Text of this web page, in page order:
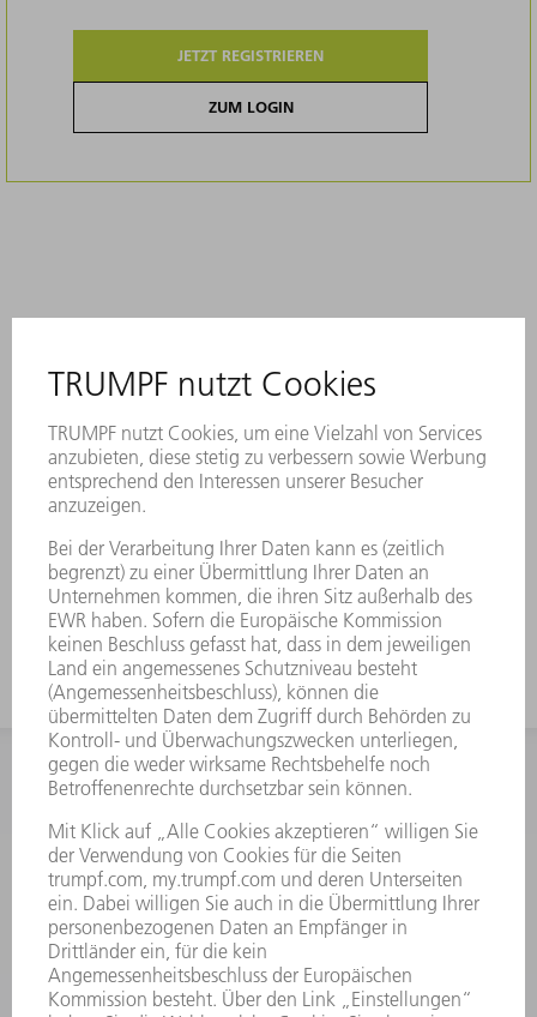
JETZT REGISTRIEREN
ZUM LOGIN
INFORMATION
Häufig gestellte Fragen
Allgemeine Geschäftsbedingungen
KONTAKT
After Sales
+43722160396550
Mo - Do: 08:00 -17:30 Uhr
Fr: 08:00 -16:30 Uhr